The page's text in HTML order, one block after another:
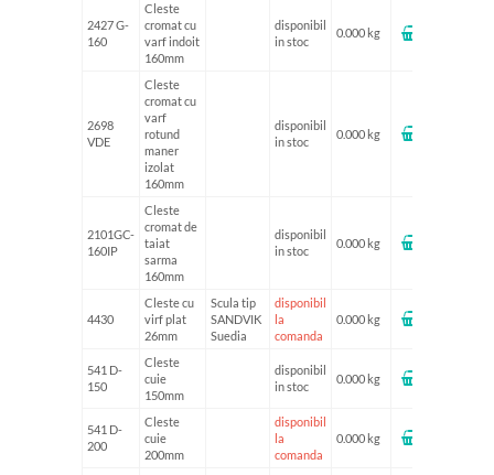
2427 G-
160
Cleste
cromat cu
varf indoit
160mm
disponibil
in stoc
0.000 kg
2698
VDE
Cleste
cromat cu
varf
rotund
maner
izolat
160mm
disponibil
in stoc
0.000 kg
2101GC-
160IP
Cleste
cromat de
taiat
sarma
160mm
disponibil
in stoc
0.000 kg
4430
Cleste cu
virf plat
26mm
Scula tip
SANDVIK
Suedia
disponibil
la
comanda
0.000 kg
541 D-
150
Cleste
cuie
150mm
disponibil
in stoc
0.000 kg
541 D-
200
Cleste
cuie
200mm
disponibil
la
comanda
0.000 kg